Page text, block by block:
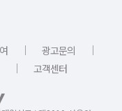
｜ 광고문의
｜
｜ 고객센터